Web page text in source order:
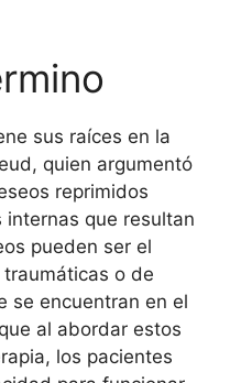
sus raíces en la
quien argumentó
reprimidos
que resultan
pueden ser el
o de
se encuentran en el
al abordar estos
los pacientes